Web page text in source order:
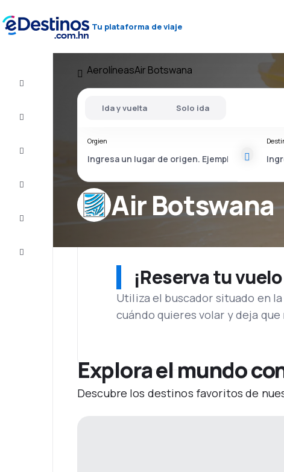
Tu plataforma de viaje
Atención
AerolíneasAir Botswana
Air Botswana
Ida y vuelta Solo ida
Orgien
¡Reserva tu
Utiliza el buscador situado en
cuándo quieres volar y deja
Explora el mundo
Descubre los destinos favoritos de